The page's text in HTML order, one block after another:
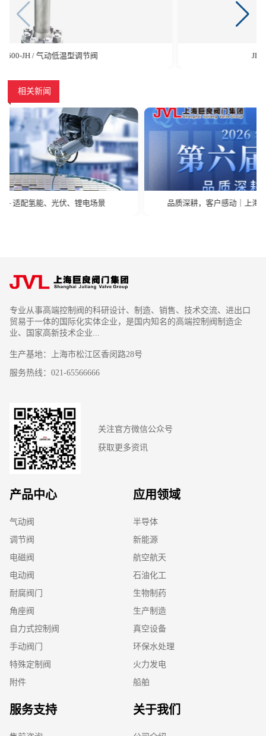
JL600-JH / 气动低温型调节阀
相关新闻
品质深耕，客户感动｜上海巨良阀门集团第六届质量季正式
专业从事高端控制阀的科研设计、制造、销售、技术交流、进出口
贸易于一体的国际化实体企业，是国内知名的高端控制阀制造企
业、国家高新技术企业...
生产基地：上海市松江区香闵路28号
服务热线：021-65566666
关注官方微信公众号
获取更多资讯
产品中心
气动阀
调节阀
电磁阀
电动阀
耐腐阀门
角座阀
自力式控制阀
手动阀门
特殊定制阀
附件
应用领域
半导体
新能源
航空航天
石油化工
生物制药
生产制造
真空设备
环保水处理
火力发电
船舶
服务支持 关于我们